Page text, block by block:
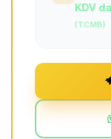
KDV
(TCMB)